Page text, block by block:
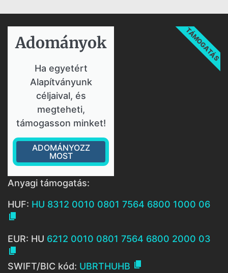
Adományok​
Ha egyetért
Alapítványunk
céljaival, és
megteheti,
támogasson minket!
ADOMÁNYOZZ
MOST
TÁMOGATÁS
Anyagi támogatás:
HUF: HU 8312 0010 0801 7564 6800 1000 06

EUR: HU 6212 0010 0801 7564 6800 2000 03

SWIFT/BIC kód: UBRTHUHB 